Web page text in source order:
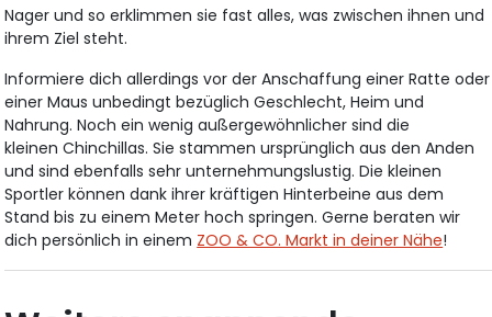
Nager und so erklimmen sie fast alles, was zwischen ihnen und
ihrem Ziel steht.
Informiere dich allerdings vor der Anschaffung einer Ratte oder
einer Maus unbedingt bezüglich Geschlecht, Heim und
Nahrung. Noch ein wenig außergewöhnlicher sind die
kleinen Chinchillas. Sie stammen ursprünglich aus den Anden
und sind ebenfalls sehr unternehmungslustig. Die kleinen
Sportler können dank ihrer kräftigen Hinterbeine aus dem
Stand bis zu einem Meter hoch springen. Gerne beraten wir
dich persönlich in einem ZOO & CO. Markt in deiner Nähe!